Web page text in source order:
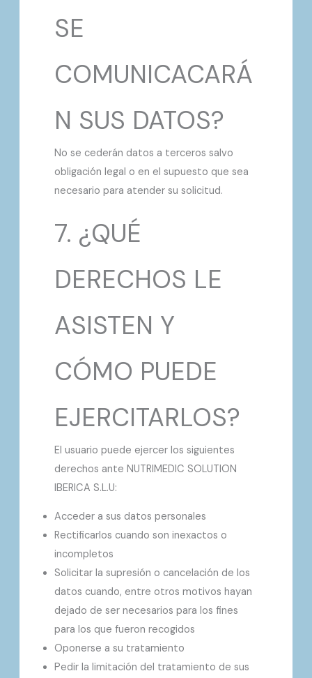
SE
COMUNICACARÁ
N SUS DATOS?
No se cederán datos a terceros salvo
obligación legal o en el supuesto que sea
necesario para atender su solicitud.
7. ¿QUÉ
DERECHOS LE
ASISTEN Y
CÓMO PUEDE
EJERCITARLOS?
El usuario puede ejercer los siguientes
derechos ante NUTRIMEDIC SOLUTION
IBERICA S.L.U:
Acceder a sus datos personales
Rectificarlos cuando son inexactos o
incompletos
Solicitar la supresión o cancelación de los
datos cuando, entre otros motivos hayan
dejado de ser necesarios para los fines
para los que fueron recogidos
Oponerse a su tratamiento
Pedir la limitación del tratamiento de sus